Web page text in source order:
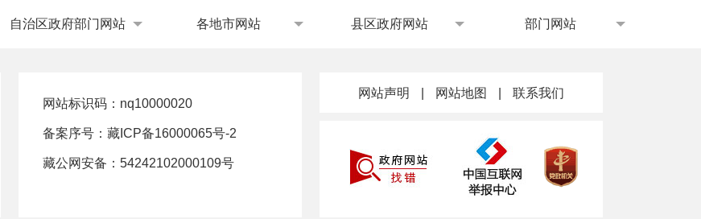
自治区政府部门网站 各地市网站 县区政府网站 部门网站
网站标识码：nq10000020
备案序号： 藏ICP备16000065号-2
藏公网安备： 54242102000109号
网站声明 网站地图 联系我们